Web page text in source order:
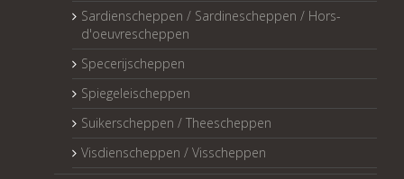
Sardienscheppen / Sardinescheppen / Hors-
d'oeuvrescheppen
Specerijscheppen
Spiegeleischeppen
Suikerscheppen / Theescheppen
Visdienscheppen / Visscheppen